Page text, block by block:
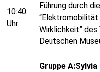
10:40
Uhr
Führung durch
“Elektromobilität
Wirklichkeit”
Deutschen
Gruppe A:Sylvia